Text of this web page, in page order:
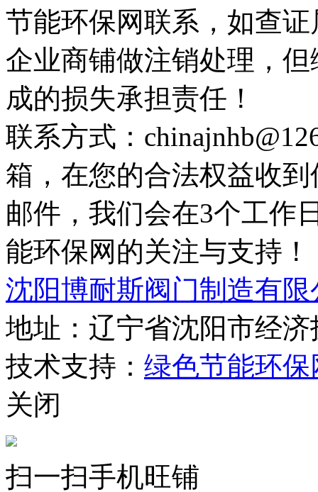
节能环保网联系，如查
企业商铺做注销处理，
成的损失承担责任！
联系方式：
箱，在您的合法权益收
邮件，我们会在3个工作
能环保网的关注与支持！
沈阳博耐斯阀门制造有限
地址：辽宁省沈阳市经
技术支持： 绿色节能环保
关闭
扫一扫手机旺铺